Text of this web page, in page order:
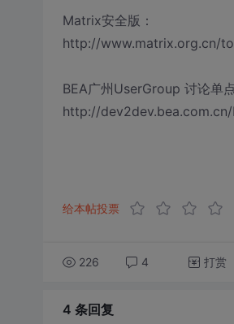
Matrix安全版：
http://www.matrix.org.cn/
BEA广州UserGroup 讨论单
http://
给本帖投票
226 4 打赏
4 条回复